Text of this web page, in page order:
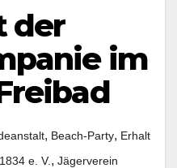
der
im
, Beach-Party, Erhalt
e. V. , Jägerverein